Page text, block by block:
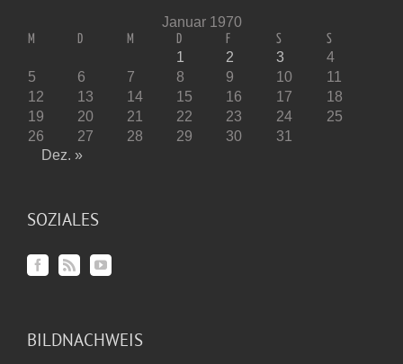
Januar 1970
M D M D F S S
1 2 3
4
5
6 7 8 9 10
11
12
13 14 15 16 17
18
19
20 21 22 23 24
25
26
27 28 29 30
31
Dez. »
SOZIALES
BILDNACHWEIS